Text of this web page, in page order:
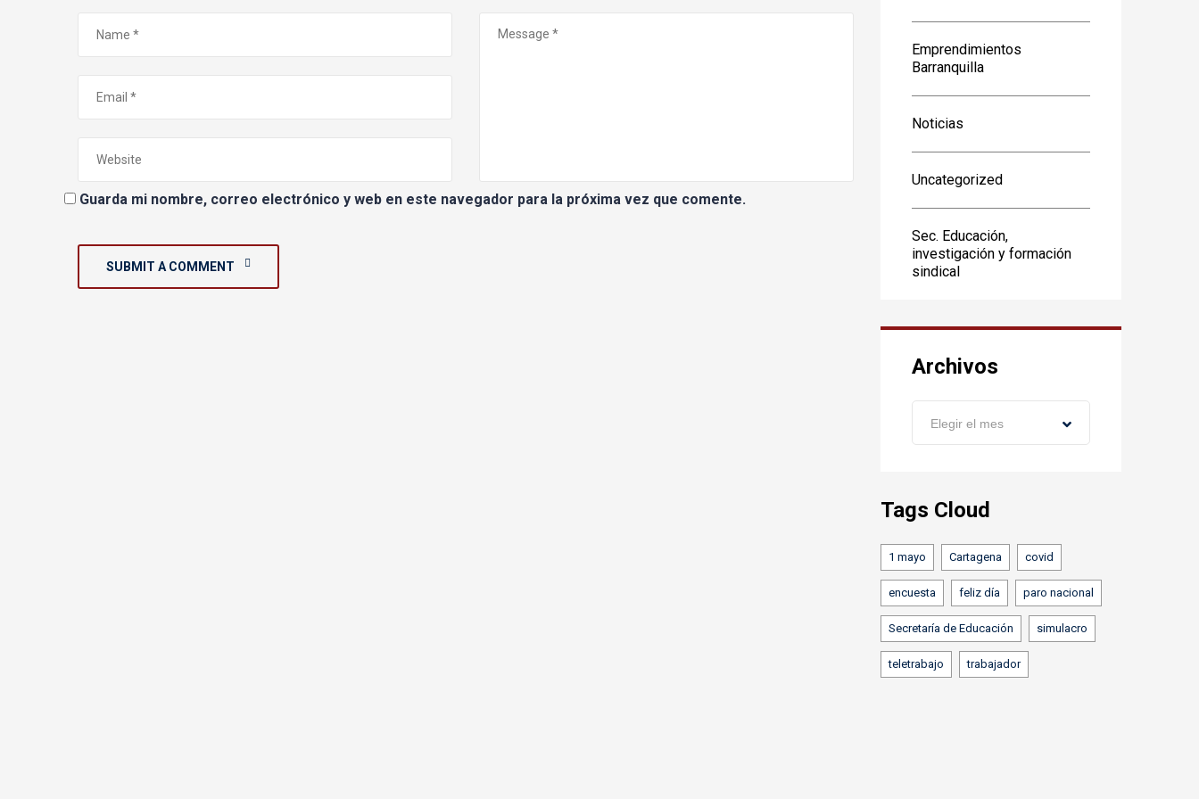
Guarda mi nombre, correo electrónico y web en este navegador para la próxima vez que comente.
SUBMIT A COMMENT
Emprendimientos
Barranquilla
Noticias
Uncategorized
Sec. Educación,
investigación y formación
sindical
Archivos
Archivos
Elegir el mes
Tags Cloud
1 mayo Cartagena covid
encuesta feliz día paro nacional
Secretaría de Educación simulacro
teletrabajo trabajador